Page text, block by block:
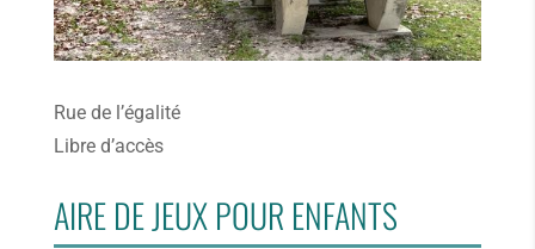
Rue de l’égalité
Libre d’accès
AIRE DE JEUX POUR ENFANTS